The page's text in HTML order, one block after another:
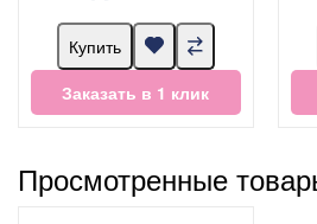
Купить
Заказать в 1 клик
Просмотренные